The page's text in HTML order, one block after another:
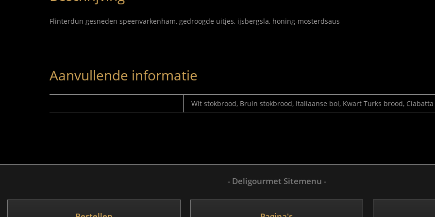
Flinterdun gesneden speenvarkenham, gedroogde uitjes, ijsbergsla, honing-mosterdsaus
Aanvullende informatie
Wit stokbrood, Bruin stokbrood, Italiaanse bol, Kwart Turks brood, Ciabatta
- Deligourmet Sitemenu -